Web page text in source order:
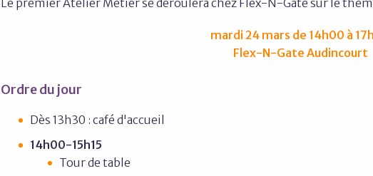
Le premier Atelier Métier se déroulera chez Flex-N-Gate sur le
mardi 24 mars de 14h00 à
Flex-N-Gate Audincourt
Ordre du jour
Dès 13h30 : café d'accueil
14h00-15h15
Tour de table